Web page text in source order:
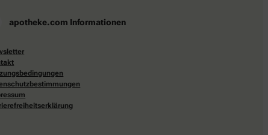
apotheke.com Informationen